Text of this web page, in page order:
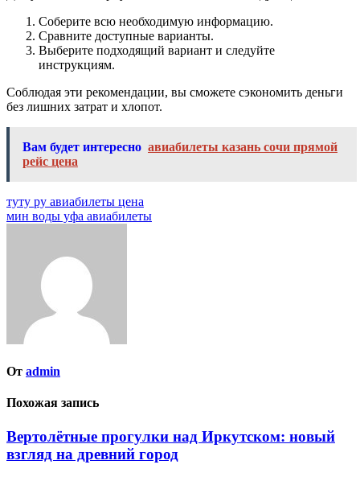
Соберите всю необходимую информацию.
Сравните доступные варианты.
Выберите подходящий вариант и следуйте
инструкциям.
Соблюдая эти рекомендации, вы сможете сэкономить деньги
без лишних затрат и хлопот.
Вам будет интересно авиабилеты казань сочи прямой
рейс цена
Навигация
по
туту ру авиабилеты цена
мин воды уфа авиабилеты
От admin
Похожая запись
Вертолётные прогулки над Иркутском: новый
взгляд на древний город